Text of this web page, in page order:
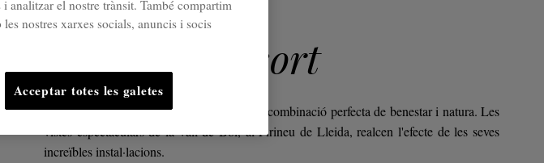
Projectes destacats
Boí Taüll Resort
L'Spa Augusta del Boi Taüll Resort és una combinació perfecta de benestar i natura. Les
vistes espectaculars de la vall de Boí, al Pirineu de Lleida, realcen l'efecte de les seves
increïbles instal·lacions.
analitzar el nostre trànsit. També compartim
nostres xarxes socials, anuncis i socis
Acceptar totes les galetes